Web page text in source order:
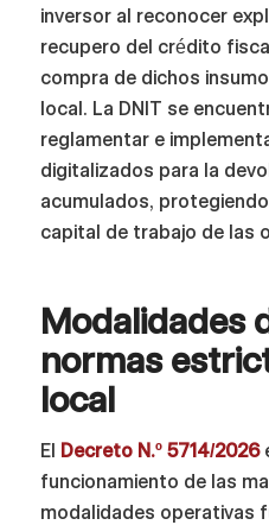
inversor al reconocer
recupero del crédito
compra de dichos
local. La DNIT se
reglamentar e
digitalizados para la
acumulados,
capital de trabajo de las
Modalidades
normas
local
El Decreto N.º 5714/2026
funcionamiento de las
modalidades operativas